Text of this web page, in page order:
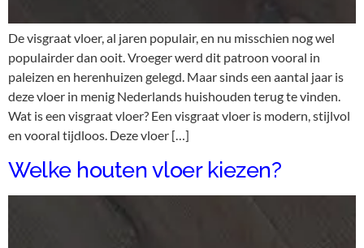
De visgraat vloer, al jaren populair, en nu misschien nog wel
populairder dan ooit. Vroeger werd dit patroon vooral in
paleizen en herenhuizen gelegd. Maar sinds een aantal jaar is
deze vloer in menig Nederlands huishouden terug te vinden.
Wat is een visgraat vloer? Een visgraat vloer is modern, stijlvol
en vooral tijdloos. Deze vloer […]
Welke houten vloer kiezen?